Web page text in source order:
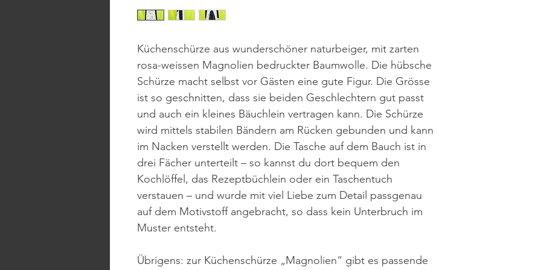
Küchenschürze aus wunderschöner naturbeiger, mit zarten
rosa-weissen Magnolien bedruckter Baumwolle. Die hübsche
Schürze macht selbst vor Gästen eine gute Figur. Die Grösse
ist so geschnitten, dass sie beiden Geschlechtern gut passt
und auch ein kleines Bäuchlein vertragen kann. Die Schürze
wird mittels stabilen Bändern am Rücken gebunden und kann
im Nacken verstellt werden. Die Tasche auf dem Bauch ist in
drei Fächer unterteilt – so kannst du dort bequem den
Kochlöffel, das Rezeptbüchlein oder ein Taschentuch
verstauen – und wurde mit viel Liebe zum Detail passgenau
auf dem Motivstoff angebracht, so dass kein Unterbruch im
Muster entsteht.
Übrigens: zur Küchenschürze „Magnolien“ gibt es passende